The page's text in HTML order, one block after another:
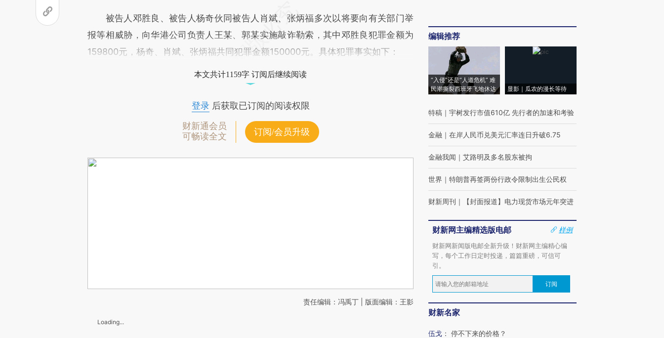
被告人邓胜良、被告人杨奇伙同被告人肖斌、张炳福多次以将要向有关部门举
报等相威胁，向华港公司负责人王某、郭某实施敲诈勒索，其中邓胜良犯罪金额为
159800元，杨奇、肖斌、张炳福共同犯罪金额150000元。具体犯罪事实如下：
本文共计1159字 订阅后继续阅读
登录后获取已订阅的阅读权限
财新通会员
可畅读全文
订阅/会员升级
责任编辑：冯禹丁 | 版面编辑：王影
Loading...
编辑推荐
“入侵”还是“人道危机” 难
民潮撕裂西班牙飞地休达
显影｜瓜农的漫长等待
特稿 ｜ 宇树发行市值610亿 先行者的加速和考验
金融 ｜ 在岸人民币兑美元汇率连日升破6.75
金融我闻 ｜ 艾路明及多名股东被拘
世界 ｜ 特朗普再签两份行政令限制出生公民权
财新周刊 ｜ 【封面报道】电力现货市场元年突进
财新网主编精选版电邮
样例
财新网新闻版电邮全新升级！财新网主编精心编
写，每个工作日定时投递，篇篇重磅，可信可
引。
订阅
财新名家
伍戈 ： 停不下来的价格？